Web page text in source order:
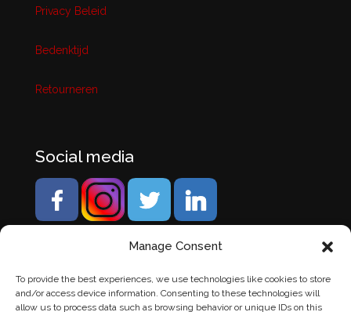
Manage Consent
To provide the best experiences, we use technologies like cookies to store
and/or access device information. Consenting to these technologies will
allow us to process data such as browsing behavior or unique IDs on this
Privacy Beleid
Bedenktijd
Retourneren
Social media